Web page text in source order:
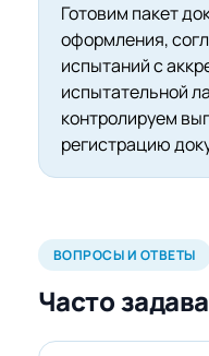
Готовим пакет
оформления,
испытаний с
испытательной
контролируем
регистрацию
ВОПРОСЫ И ОТВЕТЫ
Часто